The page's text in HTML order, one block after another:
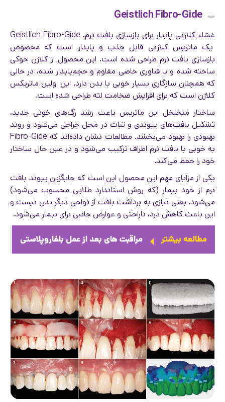
Geistlich Fibro-Gide
غشاء کلاژنی پایدار برای بازسازی بافت نرم. Geistlich Fibro-Gide
یک ماتریس کلاژنی قابل جذب و پایدار است که مخصوص
بازسازی بافت نرم طراحی شده است. این محصول از کلاژن خوکی
ساخته شده و با فناوری خاصی مقاوم و حجم‌پایدار شده، در حالی
که همچنان سازگاری بسیار خوبی با بدن دارد. این اولین ماتریکس
کلاژن است که برای افزایش ضخامت لثه طراحی شده است.
ساختار متخلخل این ماتریس باعث رشد رگ‌های خونی جدید،
تشکیل بافت‌های پیوندی و ثبات در محل جراحی می‌شود و روند
بهبودی را بهبود می‌بخشد. مطالعات نشان داده‌اند که Fibro-Gide
به خوبی با بافت نرم اطراف ترکیب می‌شود و در عین حال ساختار
خود را حفظ می‌کند.
یکی از مزایای مهم این محصول این است که جایگزین پیوند بافت
نرم از خود بیمار (که روش استاندارد طلایی محسوب می‌شود)
می‌شود. یعنی نیازی به برداشت بافت از نواحی دیگر بدن نیست و
این باعث کاهش درد، ناراحتی و عوارض جانبی برای بیمار می‌شود.
مطالعه بیشتر مراقبت های بعد از عمل بلفاروپلاستی